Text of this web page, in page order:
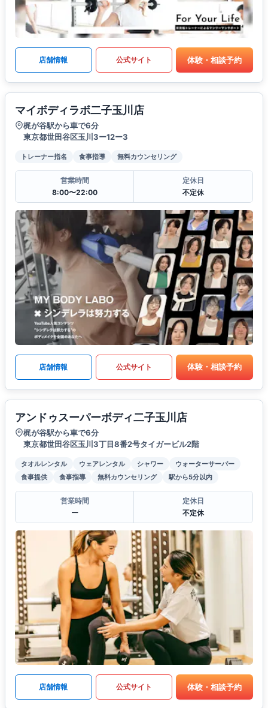
店舗情報 公式サイト 体験・相談予約
マイボディラボ二子玉川店
梶が谷駅から車で6分
東京都世田谷区玉川3ー12ー3
トレーナー指名 食事指導 無料カウンセリング
営業時間
8:00〜22:00
定休日
不定休
店舗情報 公式サイト 体験・相談予約
アンドゥスーパーボディ二子玉川店
梶が谷駅から車で6分
東京都世田谷区玉川3丁目8番2号タイガービル2階
タオルレンタル ウェアレンタル シャワー
ウォーターサーバー
食事提供
食事指導 無料カウンセリング 駅から5分以内
営業時間
ー
定休日
不定休
店舗情報 公式サイト 体験・相談予約